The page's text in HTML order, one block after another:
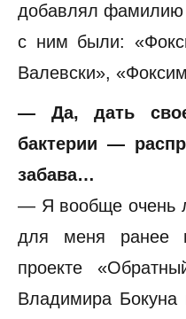
добавлял фамилию
с ним были:
Валевски»,
— Да, дать
бактерии —
забава…
— Я вообще очень
для меня ранее
проекте
Владимира